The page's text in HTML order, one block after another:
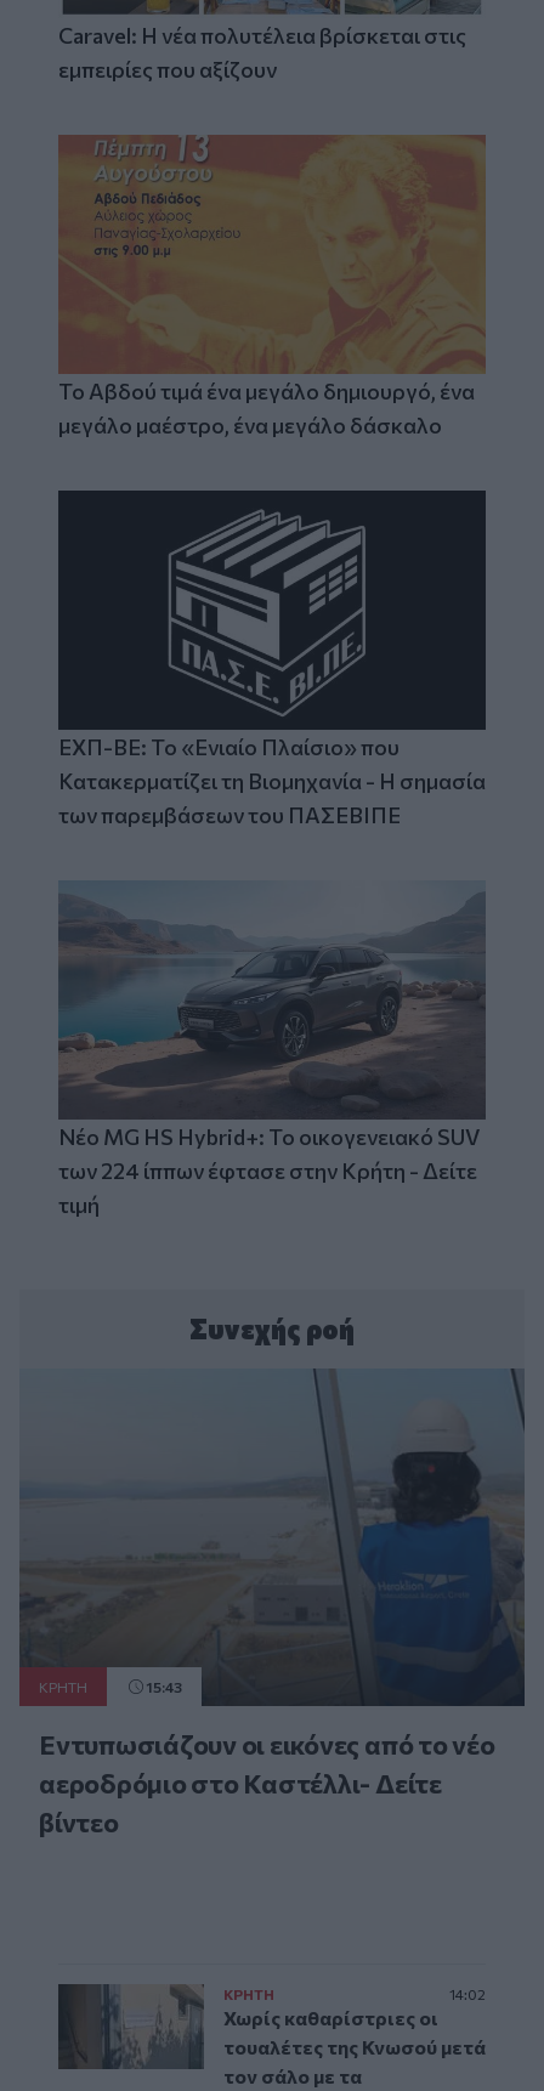
Caravel: Η νέα πολυτέλεια βρίσκεται στις
εμπειρίες που αξίζουν
Το Αβδού τιμά ένα μεγάλο δημιουργό, ένα
μεγάλο μαέστρο, ένα μεγάλο δάσκαλο
ΕΧΠ-ΒΕ: Το «Ενιαίο Πλαίσιο» που
Κατακερματίζει τη Βιομηχανία - Η σημασία
των παρεμβάσεων του ΠΑΣΕΒΙΠΕ
Νέο MG HS Hybrid+: Το οικογενειακό SUV
των 224 ίππων έφτασε στην Κρήτη - Δείτε
τιμή
Συνεχής ροή
ΚΡΗΤΗ 15:43
Εντυπωσιάζουν οι εικόνες από το νέο
αεροδρόμιο στο Καστέλλι- Δείτε
βίντεο
ΚΡΗΤΗ 14:02
Χωρίς καθαρίστριες οι
τουαλέτες της Κνωσού μετά
τον σάλο με τα